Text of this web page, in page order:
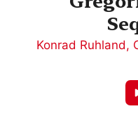
Konrad Ruhland,